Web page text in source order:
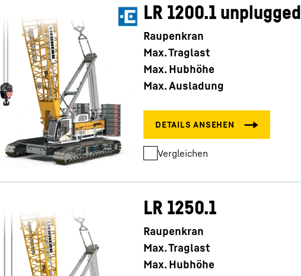
LR 1200.1 unplugged
Raupenkran
Max. Traglast
Max. Hubhöhe
Max. Ausladung
Vergleichen
LR 1250.1
Raupenkran
Max. Traglast
Max. Hubhöhe